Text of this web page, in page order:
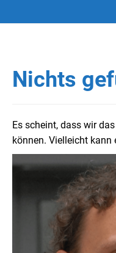
Nichts
Es scheint, dass wir
können. Vielleicht kann